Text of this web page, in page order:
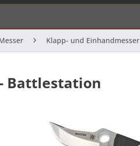
Klapp- und Einhandmesser
Battlestation